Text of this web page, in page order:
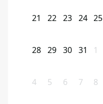
21 22 23 24 25
28 29 30 31 1
4 5 6 7 8